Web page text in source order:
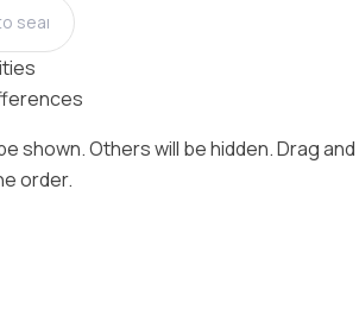
shown. Others will be hidden. Drag and
order.